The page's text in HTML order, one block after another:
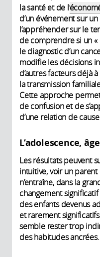
la santé et de l’
d’un événement sur
l’appréhender sur le
de comprendre si un «
le diagnostic d’un
modifie les décisions
d’autres facteurs déjà
la transmission
Cette approche
de confusion et de
d’une relation de
L’adolescence,
Les résultats peuvent
intuitive, voir un
n’entraîne, dans la
changement
des enfants devenus
et rarement
semble rester trop
des habitudes ancrées.